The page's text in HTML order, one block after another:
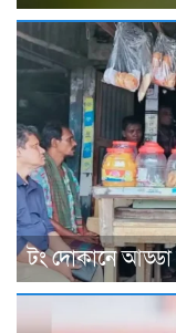
টং দোকানে আড্ডা